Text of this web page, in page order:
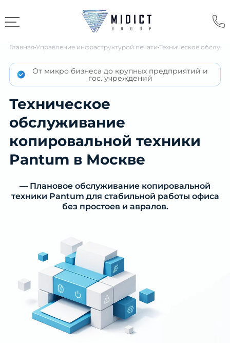
Главная Управление инфраструктурой печати Техническое
От микро бизнеса до крупных предприятий и
гос. учреждений
Техническое
обслуживание
копировальной техники
Pantum в Москве
— Плановое обслуживание копировальной
техники Pantum для стабильной работы офиса
без простоев и авралов.